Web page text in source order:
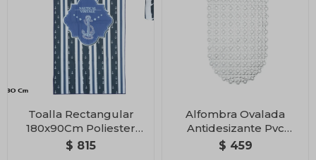
Toalla Rectangular
180x90Cm Poliester
Seagulls
$ 815
Alfombra Ovalada
Antidesizante Pvc
65x36 Cm
$ 459